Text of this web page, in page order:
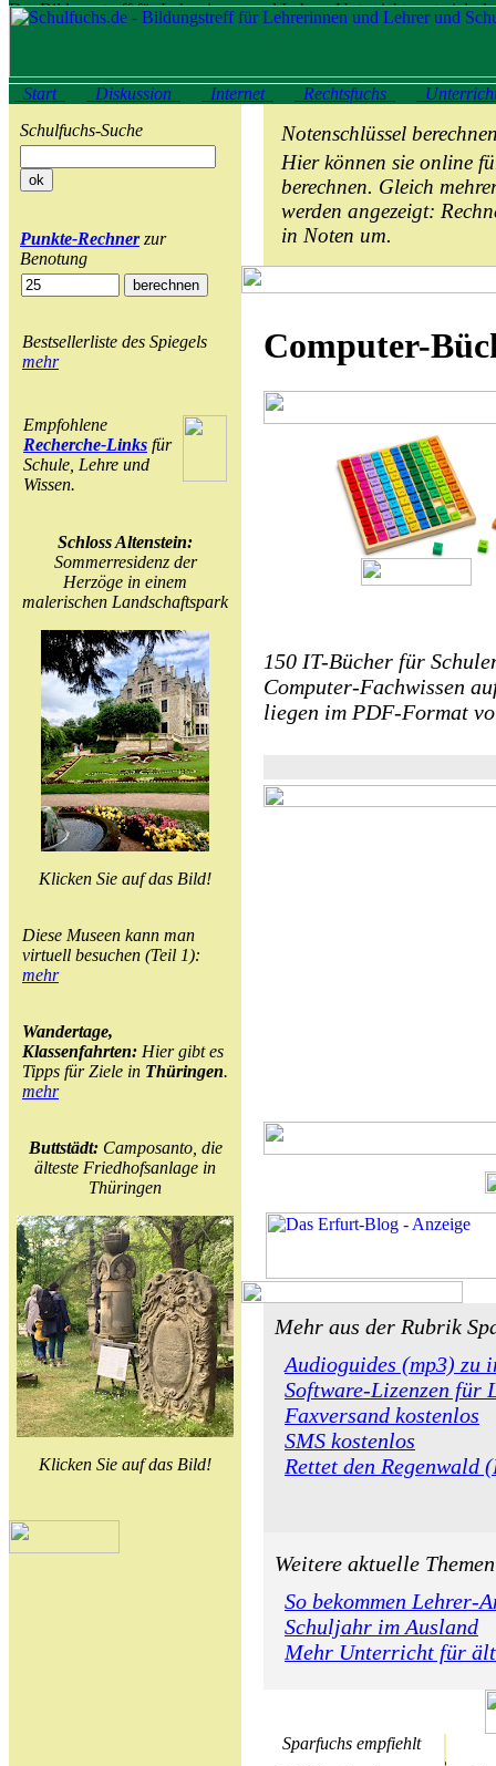
Start Diskussion Internet Rechtsfuchs
Schulfuchs-Suche
Punkte-Rechnerzur
Benotung
Bestsellerliste des Spiegels
mehr
Empfohlene
Recherche-Links für
Schule, Lehre und
Wissen.
Schloss Altenstein:
Sommerresidenz der
Herzöge in einem
malerischen Landschaftspark
Klicken Sie auf das Bild!
Diese Museen kann man
virtuell besuchen (Teil 1):
mehr
Wandertage,
Klassenfahrten: Hier gibt es
Tipps für Ziele in Thüringen.
mehr
Buttstädt:Camposanto, die
älteste Friedhofsanlage in
Thüringen
Klicken Sie auf das Bild!
Notenschlüssel
Hier können sie online
berechnen. Gleich
werden angezeigt:
in Noten um.
Computer-
150 IT-Bücher für
Computer-Fachwissen
liegen im PDF-Format
Mehr aus der Rubrik
Audioguides (mp3) zu
Software-Lizenzen für
Faxversand kostenlos
SMS kostenlos
Rettet den Regenwald
Weitere aktuelle
So bekommen Lehrer-
Schuljahr im Ausland
Mehr Unterricht für
Sparfuchs empfiehlt